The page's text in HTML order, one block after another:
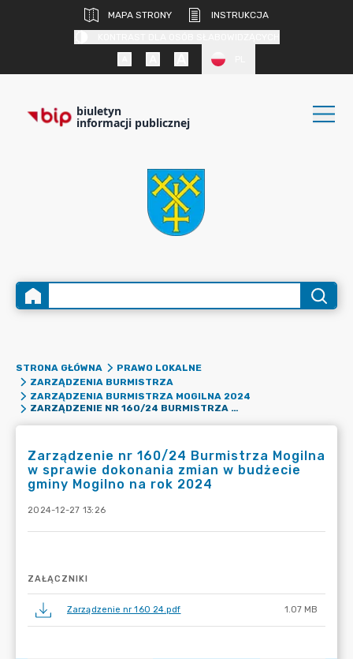
MAPA STRONY
INSTRUKCJA
biuletyn
informacji publicznej
STRONA GŁÓWNA
PRAWO LOKALNE
ZARZĄDZENIA BURMISTRZA
ZARZĄDZENIA BURMISTRZA MOGILNA 2024
ZARZĄDZENIE NR 160/24 BURMISTRZA MOGILNA W SPRAWIE DOKONANIA ZMIAN W BUDŻECIE GMINY MOGILNO NA ROK 2024
Zarządzenie nr 160/24 Burmistrza Mogilna
w sprawie dokonania zmian w budżecie
gminy Mogilno na rok 2024
2024-12-27 13:26
ZAŁĄCZNIKI
Zarządzenie nr 160 24.pdf 1.07 MB